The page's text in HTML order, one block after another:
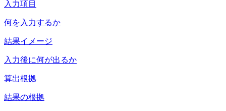
入力項目
何を入力するか
結果イメージ
入力後に何が出るか
算出根拠
結果の根拠